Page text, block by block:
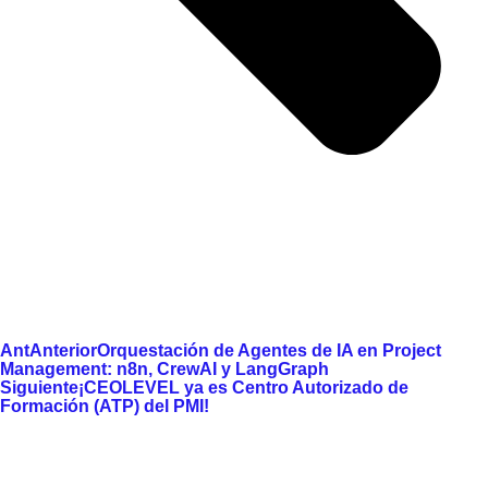
AntAnteriorOrquestación de Agentes de IA en Project
Management: n8n, CrewAI y LangGraph
Siguiente¡CEOLEVEL ya es Centro Autorizado de
Formación (ATP) del PMI!